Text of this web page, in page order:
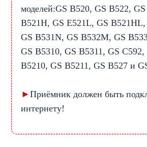
моделей:GS B520, GS B522,
B521H, GS E521L, GS
GS B531N, GS B532M, GS
GS В5310, GS В5311, GS
B5210, GS B5211, GS B527 и
►Приёмник должен быть
интернету!